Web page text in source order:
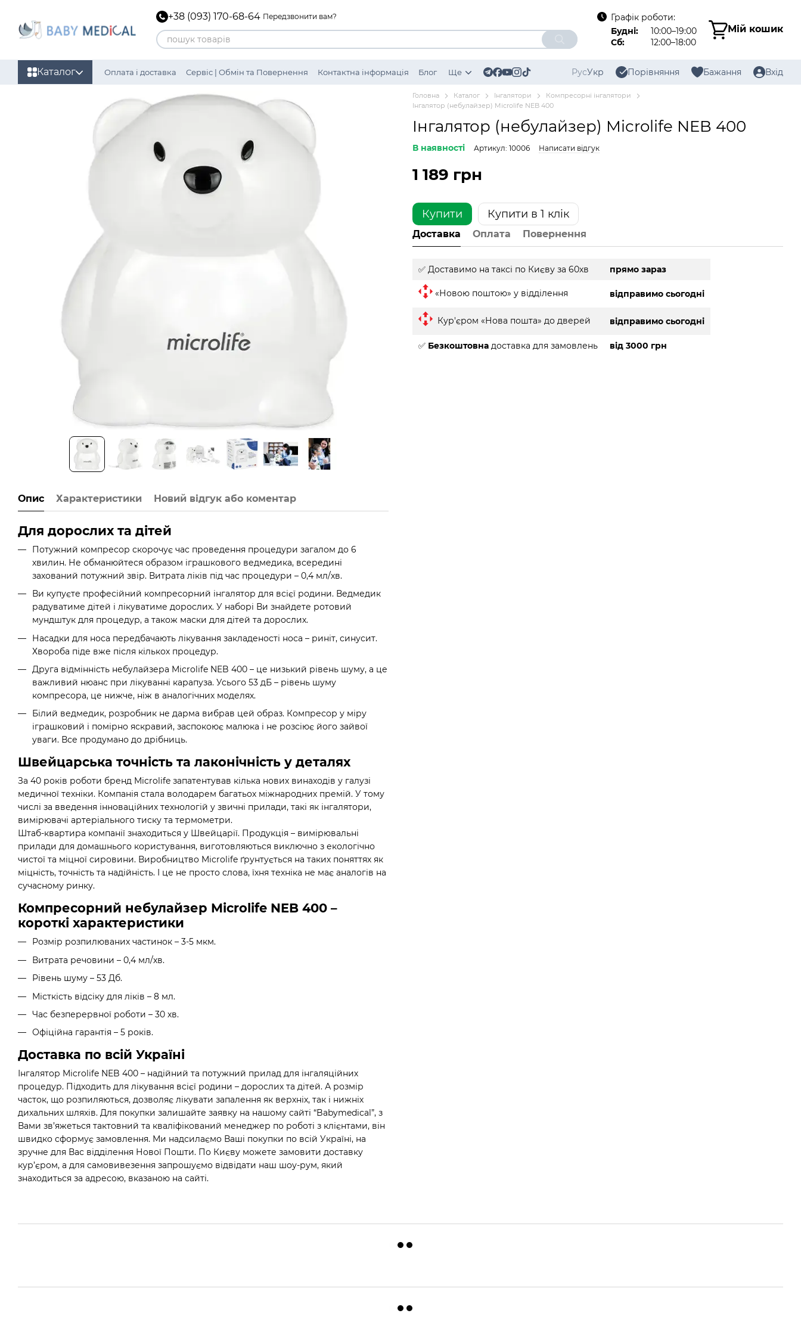
+38 (093) 170-68-64 Передзвонити вам?
Графік роботи:
Будні:
10:00–19:00
Сб:
12:00–18:00
Мій кошик
Каталог Оплата і доставка Сервіс | Обмін та Повернення Контактна інформація Блог Ще РусУкр Порівняння Бажання Вхід
Опис Характеристики Новий відгук або коментар
Для дорослих та дітей
Потужний компресор скорочує час проведення процедури загалом до 6
хвилин. Не обманюйтеся образом іграшкового ведмедика, всередині
захований потужний звір. Витрата ліків під час процедури – 0,4 мл/хв.
Ви купуєте професійний компресорний інгалятор для всієї родини. Ведмедик
радуватиме дітей і лікуватиме дорослих. У наборі Ви знайдете ротовий
мундштук для процедур, а також маски для дітей та дорослих.
Насадки для носа передбачають лікування закладеності носа – риніт, синусит.
Хвороба піде вже після кількох процедур.
Друга відмінність небулайзера Microlife NEB 400 – це низький рівень шуму, а це
важливий нюанс при лікуванні карапуза. Усього 53 дБ – рівень шуму
компресора, це нижче, ніж в аналогічних моделях.
Білий ведмедик, розробник не дарма вибрав цей образ. Компресор у міру
іграшковий і помірно яскравий, заспокоює малюка і не розсіює його зайвої
уваги. Все продумано до дрібниць.
Швейцарська точність та лаконічність у деталях
За 40 років роботи бренд Microlife запатентував кілька нових винаходів у галузі
медичної техніки. Компанія стала володарем багатьох міжнародних премій. У тому
числі за введення інноваційних технологій у звичні прилади, такі як інгалятори,
вимірювачі артеріального тиску та термометри.
Штаб-квартира компанії знаходиться у Швейцарії. Продукція – вимірювальні
прилади для домашнього користування, виготовляються виключно з екологічно
чистої та міцної сировини. Виробництво Microlife ґрунтується на таких поняттях як
міцність, точність та надійність. І це не просто слова, їхня техніка не має аналогів на
сучасному ринку.
Компресорний небулайзер Microlife NEB 400 –
короткі характеристики
Розмір розпилюваних частинок – 3-5 мкм.
Витрата речовини – 0,4 мл/хв.
Рівень шуму – 53 Дб.
Місткість відсіку для ліків – 8 мл.
Час безперервної роботи – 30 хв.
Офіційна гарантія – 5 років.
Доставка по всій Україні
Інгалятор Microlife NEB 400 – надійний та потужний прилад для інгаляційних
процедур. Підходить для лікування всієї родини – дорослих та дітей. А розмір
часток, що розпиляються, дозволяє лікувати запалення як верхніх, так і нижніх
дихальних шляхів. Для покупки залишайте заявку на нашому сайті “Babymedical”, з
Вами зв’яжеться тактовний та кваліфікований менеджер по роботі з клієнтами, він
швидко сформує замовлення. Ми надсилаємо Ваші покупки по всій Україні, на
зручне для Вас відділення Нової Пошти. По Києву можете замовити доставку
кур’єром, а для самовивезення запрошуємо відвідати наш шоу-рум, який
знаходиться за адресою, вказаною на сайті.
Головна Каталог Інгалятори
Компресорні інгалятори
Інгалятор (небулайзер) Microlife NEB 400
Інгалятор (небулайзер) Microlife NEB 400
В наявності Артикул: 10006 Написати відгук
1 189 грн
Купити Купити в 1 клік
Доставка Оплата Повернення
✅ Доставимо на таксі по Києву за 60хв прямо зараз
«Новою поштою» у відділення відправимо сьогодні
Кур'єром «Нова пошта» до дверей відправимо сьогодні
✅ Безкоштовна доставка для замовлень від 3000 грн